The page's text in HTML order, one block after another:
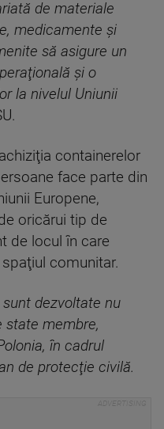
de materiale
medicamente şi
să asigure un
şi o
la nivelul Uniunii
containerelor
face parte din
Europene,
oricărui tip de
de locul în care
comunitar.
dezvoltate nu
state membre,
în cadrul
de protecţie civilă.